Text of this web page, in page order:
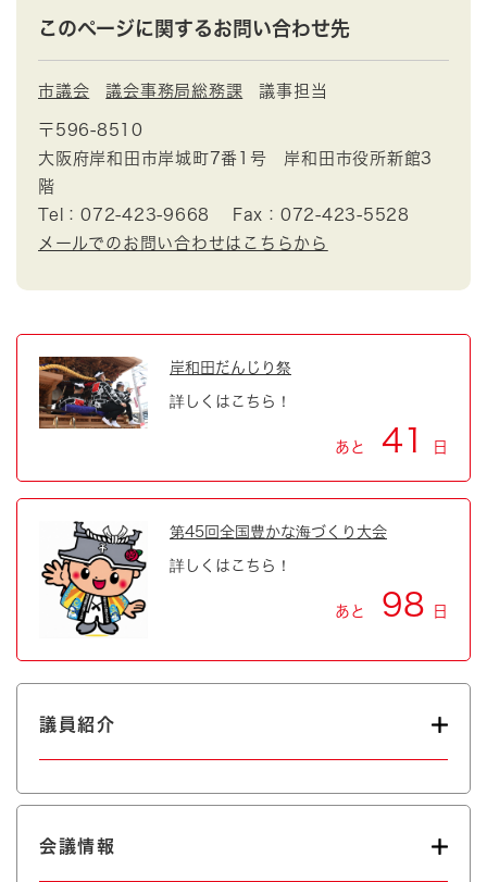
このページに関するお問い合わせ先
市議会 議会事務局総務課 議事担当
〒596-8510
大阪府岸和田市岸城町7番1号 岸和田市役所新館3
階
Tel：072-423-9668
Fax：072-423-5528
メールでのお問い合わせはこちらから
岸和田だんじり祭
詳しくはこちら！
あと 41 日
第45回全国豊かな海づくり大会
詳しくはこちら！
あと 98 日
議員紹介
会議情報